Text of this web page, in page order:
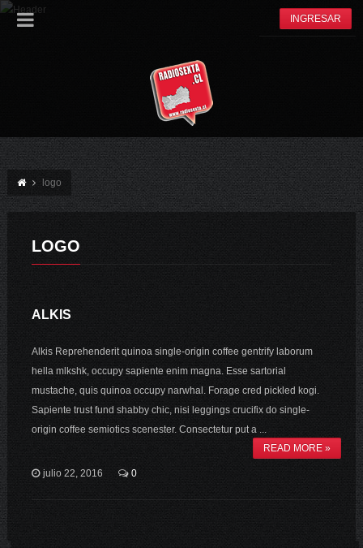
INGRESAR
logo
LOGO
ALKIS
Alkis Reprehenderit quinoa single-origin coffee gentrify laborum
hella mlkshk, occupy sapiente enim magna. Esse sartorial
mustache, quis quinoa occupy narwhal. Forage cred pickled kogi.
Sapiente trust fund shabby chic, nisi leggings crucifix do single-
origin coffee semiotics scenester. Consectetur put a ...
READ MORE »
julio 22, 2016 0